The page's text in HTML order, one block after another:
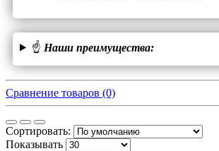
☝ Наши преимущества:
Сравнение товаров (0)
Сортировать:
Показывать